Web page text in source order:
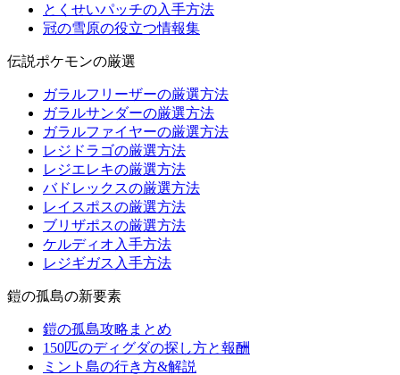
とくせいパッチの入手方法
冠の雪原の役立つ情報集
伝説ポケモンの厳選
ガラルフリーザーの厳選方法
ガラルサンダーの厳選方法
ガラルファイヤーの厳選方法
レジドラゴの厳選方法
レジエレキの厳選方法
バドレックスの厳選方法
レイスポスの厳選方法
ブリザポスの厳選方法
ケルディオ入手方法
レジギガス入手方法
鎧の孤島の新要素
鎧の孤島攻略まとめ
150匹のディグダの探し方と報酬
ミント島の行き方&解説